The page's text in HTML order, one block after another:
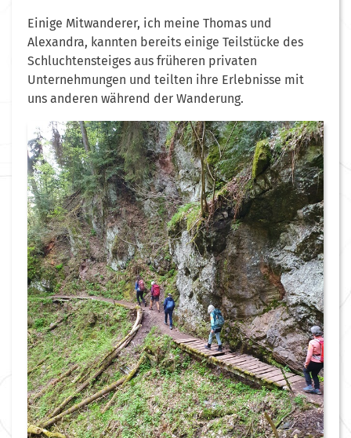
Einige Mitwanderer, ich meine Thomas und
Alexandra, kannten bereits einige Teilstücke des
Schluchtensteiges aus früheren privaten
Unternehmungen und teilten ihre Erlebnisse mit
uns anderen während der Wanderung.